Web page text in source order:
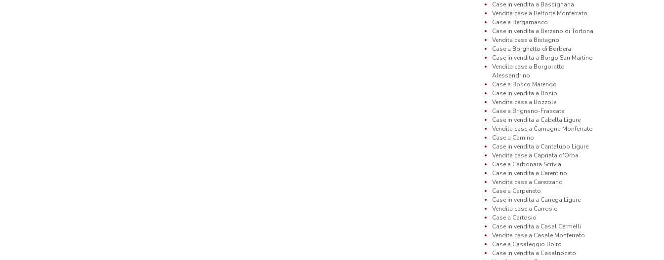
Case in vendita a Bassignana
Vendita case a Belforte Monferrato
Case a Bergamasco
Case in vendita a Berzano di Tortona
Vendita case a Bistagno
Case a Borghetto di Borbera
Case in vendita a Borgo San Martino
Vendita case a Borgoratto
Alessandrino
Case a Bosco Marengo
Case in vendita a Bosio
Vendita case a Bozzole
Case a Brignano-Frascata
Case in vendita a Cabella Ligure
Vendita case a Camagna Monferrato
Case a Camino
Case in vendita a Cantalupo Ligure
Vendita case a Capriata d'Orba
Case a Carbonara Scrivia
Case in vendita a Carentino
Vendita case a Carezzano
Case a Carpeneto
Case in vendita a Carrega Ligure
Vendita case a Carrosio
Case a Cartosio
Case in vendita a Casal Cermelli
Vendita case a Casale Monferrato
Case a Casaleggio Boiro
Case in vendita a Casalnoceto